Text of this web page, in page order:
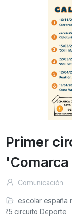
Primer
Comunicación
escolar españa
circuito Deporte